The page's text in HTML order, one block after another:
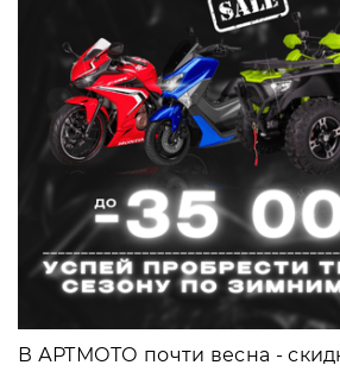
Электротранспорт
Экипировка
Запчасти
Аксессуары
Акции
В АРТМОТО почти весна -